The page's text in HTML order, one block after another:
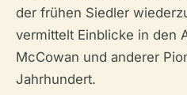
der frühen Siedler
vermittelt Einblicke in den
McCowan und anderer
Jahrhundert.